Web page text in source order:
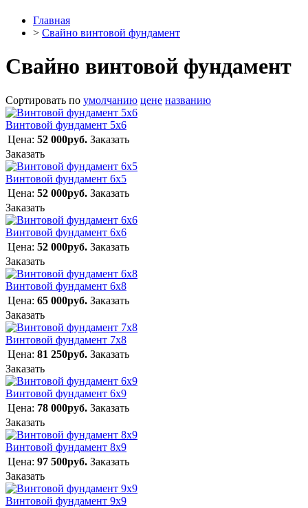
Главная
> Свайно винтовой фундамент
Свайно винтовой фундамент
Сортировать по умолчанию цене названию
Винтовой фундамент 5х6
Цена: 52 000руб. Заказать
Заказать
Винтовой фундамент 6х5
Цена: 52 000руб. Заказать
Заказать
Винтовой фундамент 6х6
Цена: 52 000руб. Заказать
Заказать
Винтовой фундамент 6х8
Цена: 65 000руб. Заказать
Заказать
Винтовой фундамент 7х8
Цена: 81 250руб. Заказать
Заказать
Винтовой фундамент 6х9
Цена: 78 000руб. Заказать
Заказать
Винтовой фундамент 8х9
Цена: 97 500руб. Заказать
Заказать
Винтовой фундамент 9х9